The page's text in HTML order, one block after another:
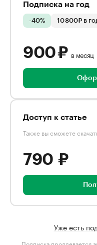
Подписка на год
-40% 10 800₽ в
900 ₽ в месяц
Доступ к статье
Также вы сможете
790 ₽
Уже есть